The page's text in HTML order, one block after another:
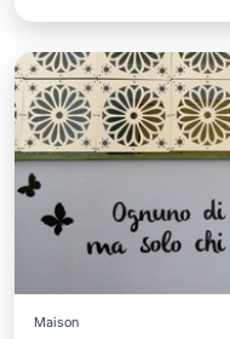
Maison